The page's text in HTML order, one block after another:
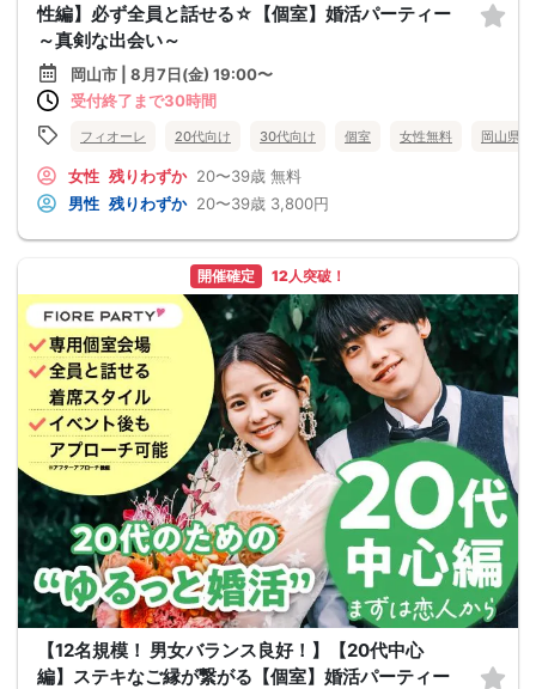
性編】必ず全員と話せる☆【個室】婚活パーティー
～真剣な出会い～
岡山市 | 8月7日(金) 19:00〜
受付終了まで30時間
フィオーレ 20代向け 30代向け 個室 女性無料 岡山県
女性 残りわずか 20〜39歳 無料
男性 残りわずか 20〜39歳 3,800円
開催確定 12人突破！
【12名規模！ 男女バランス良好！】【20代中心
編】ステキなご縁が繋がる【個室】婚活パーティー